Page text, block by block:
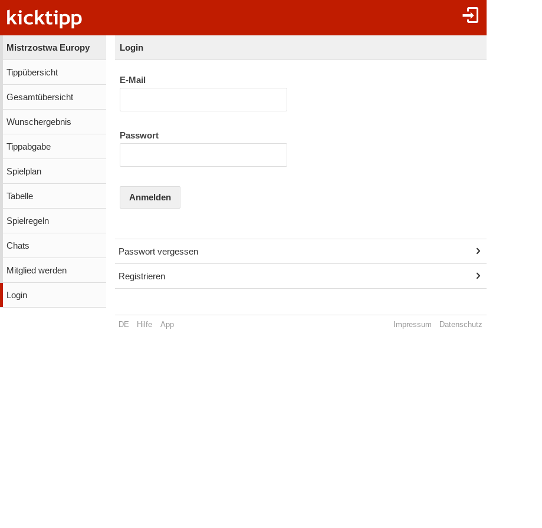
Mistrzostwa Europy
Tippübersicht
Gesamtübersicht
Wunschergebnis
Tippabgabe
Spielplan
Tabelle
Spielregeln
Chats
Mitglied werden
Login
Login
E-Mail
Passwort
Anmelden
Passwort vergessen
Registrieren
DE Hilfe App Impressum Datenschutz